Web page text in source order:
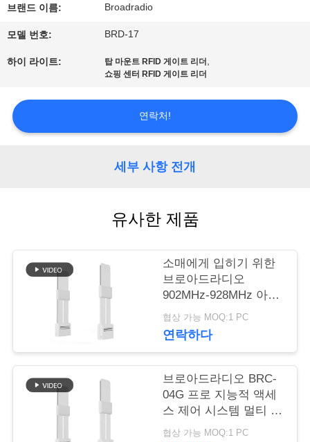
우
리
에
하
여
질
브랜드 이름: Broadradio
모델 번호: BRD-17
하이 라이트: 탑 마운트 RFID 게이트 리더 ,
쇼핑 센터 RFID 게이트 리더
연락처!
세부 사항 전개
유사한 제품
소매에게 입히기 위한
브로아드라디오
902MHz-928MHz 아크
릴 UHF RFID 출입구
개폐 시스템 인식표 접
근 RFID 점검구
협상 가능 MOQ:1 PC
연락하다
브로아드라디오 BRC-
04G 프로 지능적 액세
스 제어 시스템 멀티 태
그 RFID 포털 독자 소
협상 가능 MOQ:1 PC